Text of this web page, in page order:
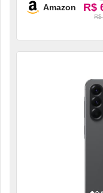
Amazon R$